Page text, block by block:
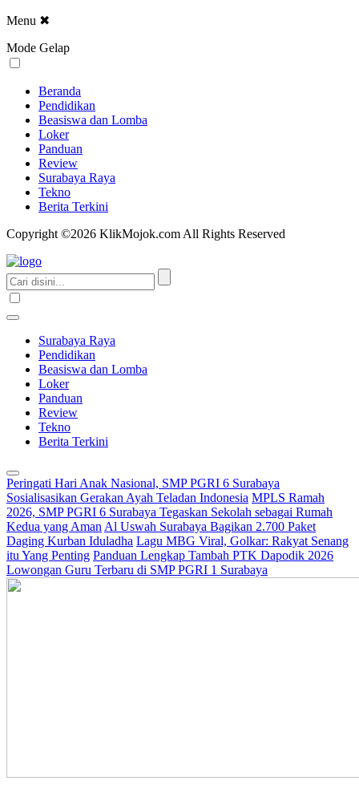
Menu ✖
Mode Gelap
Beranda
Pendidikan
Beasiswa dan Lomba
Loker
Panduan
Review
Surabaya Raya
Tekno
Berita Terkini
Copyright ©2026 KlikMojok.com All Rights Reserved
Surabaya Raya
Pendidikan
Beasiswa dan Lomba
Loker
Panduan
Review
Tekno
Berita Terkini
Peringati Hari Anak Nasional, SMP PGRI 6 Surabaya
Sosialisasikan Gerakan Ayah Teladan Indonesia MPLS Ramah
2026, SMP PGRI 6 Surabaya Tegaskan Sekolah sebagai Rumah
Kedua yang Aman Al Uswah Surabaya Bagikan 2.700 Paket
Daging Kurban Iduladha Lagu MBG Viral, Golkar: Rakyat Senang
itu Yang Penting Panduan Lengkap Tambah PTK Dapodik 2026
Lowongan Guru Terbaru di SMP PGRI 1 Surabaya